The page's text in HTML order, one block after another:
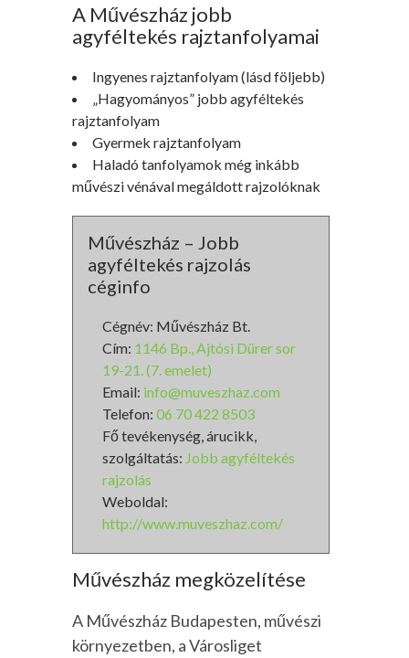
A Művészház jobb
agyféltekés rajztanfolyamai
Ingyenes rajztanfolyam (lásd följebb)
„Hagyományos” jobb agyféltekés
rajztanfolyam
Gyermek rajztanfolyam
Haladó tanfolyamok még inkább
művészi vénával megáldott rajzolóknak
Művészház – Jobb
agyféltekés rajzolás
céginfo
Cégnév: Művészház Bt.
Cím: 1146 Bp., Ajtósi Dürer sor
19-21. (7. emelet)
Email: info@muveszhaz.com
Telefon: 06 70 422 8503
Fő tevékenység, árucikk,
szolgáltatás: Jobb agyféltekés
rajzolás
Weboldal:
http://www.muveszhaz.com/
Művészház megközelítése
A Művészház Budapesten, művészi
környezetben, a Városliget